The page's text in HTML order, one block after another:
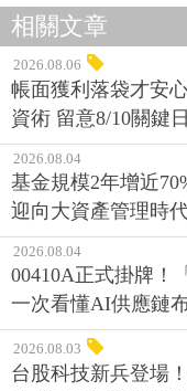
相關文章
2026.08.06
帳面獲利落袋才安
資術 留意8/10關鍵日
2026.08.04
基金規模2年增近
迎向大資產管理時
2026.08.04
00410A正式掛牌！
一次看懂AI供應鏈
2026.08.03
台股科技新兵登場